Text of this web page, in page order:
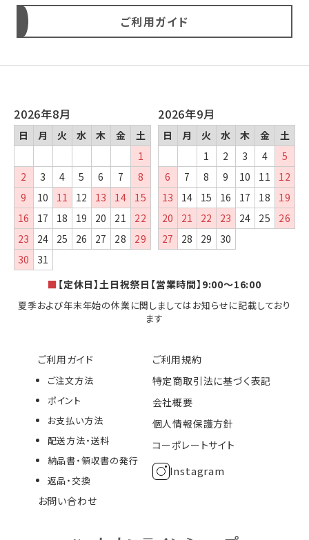
ご利用ガイド
ご利用ガイド
ご注文方法
ポイント
お支払い方法
配送方法・送料
納品書・領収書の発行
返品・交換
お問い合わせ
ご利用規約
特定商取引法に基づく表記
会社概要
個人情報保護方針
コーポレートサイト
Instagram
2026年8月
日 月 火 水 木 金
土
1
2
3 4 5 6 7
8
9
10 11 12 13 14
15
16
17 18 19 20 21
22
23
24 25 26 27 28
29
30
31
2026年9月
日 月 火 水 木 金
土
1
2 3 4
5
6
7 8 9 10 11
12
13
14 15 16 17 18
19
20
21 22 23 24 25
26
27
28 29 30
■ 【定休日】土日祝祭日【営業時間】9:00～16:00
夏季および年末年始の休業に関しましてはお知らせに記載しており
ます